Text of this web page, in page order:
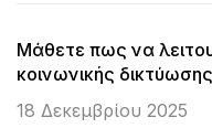
Μάθετε πως να
κοινωνικής δικτύωσης
18 Δεκεμβρίου 2025